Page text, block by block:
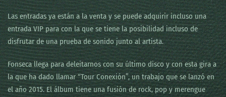
Las entradas ya están a la venta y se puede adquirir incluso una
entrada VIP para con la que se tiene la posibilidad incluso de
disfrutar de una prueba de sonido junto al artista.
Fonseca llega para deleitarnos con su último disco y con esta gira a
la que ha dado llamar “Tour Conexión”, un trabajo que se lanzó en
el año 2015. El álbum tiene una fusión de rock, pop y merengue